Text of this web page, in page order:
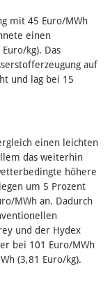
mit 45 Euro/MWh
einen
kg). Das
auf
und lag bei 15
einen leichten
das weiterhin
höhere
um 5 Prozent
MWh an. Dadurch
und der Hydex
bei 101 Euro/MWh
(3,81 Euro/kg).